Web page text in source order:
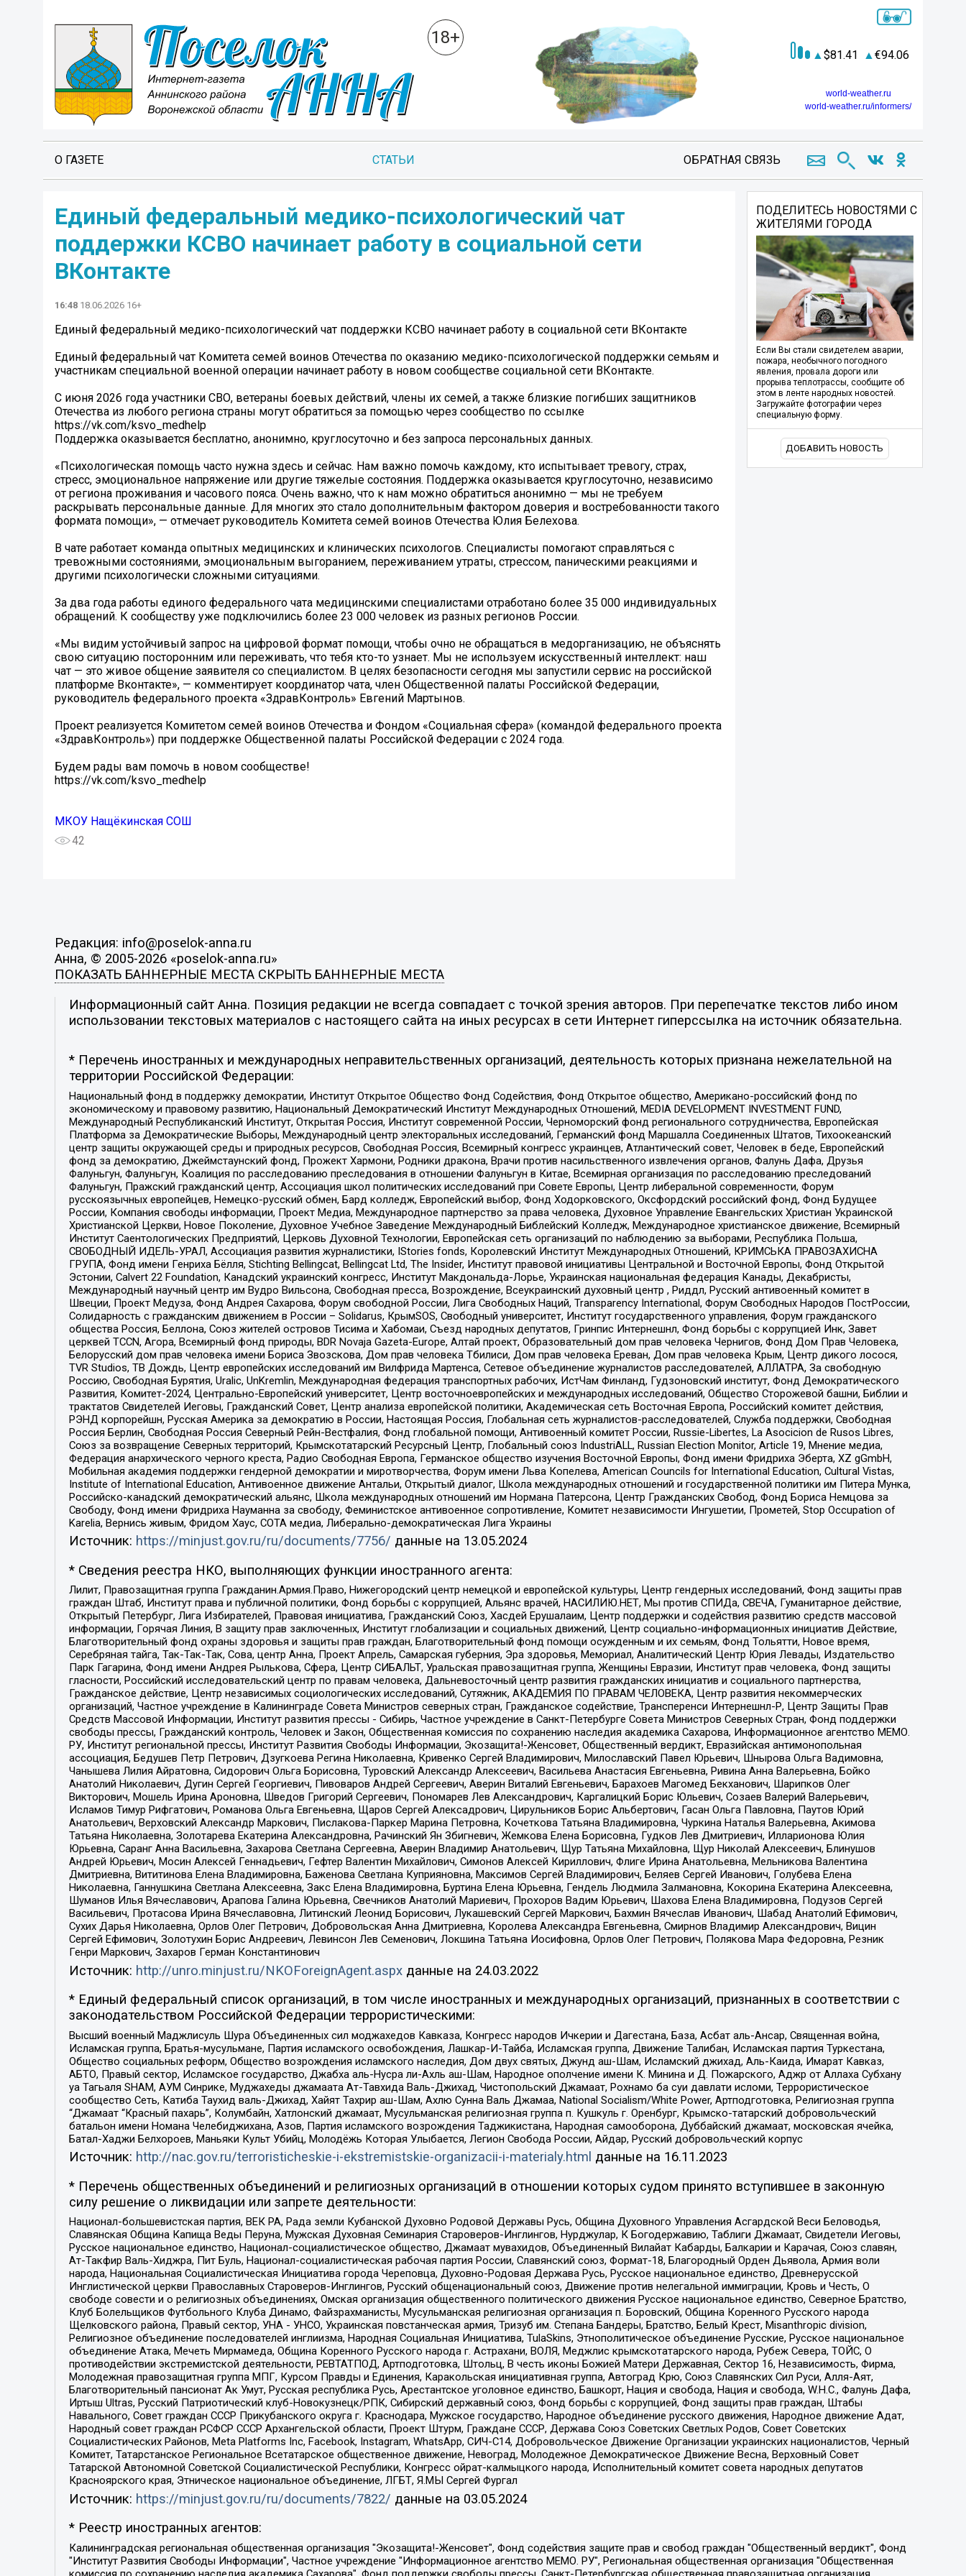
18+
81.41 94.06
world-weather.ru
world-weather.ru/informers/
О ГАЗЕТЕ СТАТЬИ ОБРАТНАЯ СВЯЗЬ
Единый федеральный медико-психологический чат
поддержки КСВО начинает работу в социальной сети
ВКонтакте
16:48 18.06.2026 16+
Единый федеральный медико-психологический чат поддержки КСВО начинает работу в социальной сети ВКонтакте
Единый федеральный чат Комитета семей воинов Отечества по оказанию медико-психологической поддержки семьям и
участникам специальной военной операции начинает работу в новом сообществе социальной сети ВКонтакте.
С июня 2026 года участники СВО, ветераны боевых действий, члены их семей, а также близкие погибших защитников
Отечества из любого региона страны могут обратиться за помощью через сообщество по ссылке
https://vk.com/ksvo_medhelp
Поддержка оказывается бесплатно, анонимно, круглосуточно и без запроса персональных данных.
«Психологическая помощь часто нужна здесь и сейчас. Нам важно помочь каждому, кто испытывает тревогу, страх,
стресс, эмоциональное напряжение или другие тяжелые состояния. Поддержка оказывается круглосуточно, независимо
от региона проживания и часового пояса. Очень важно, что к нам можно обратиться анонимно — мы не требуем
раскрывать персональные данные. Для многих это стало дополнительным фактором доверия и востребованности такого
формата помощи», — отмечает руководитель Комитета семей воинов Отечества Юлия Белехова.
В чате работает команда опытных медицинских и клинических психологов. Специалисты помогают справляться с
тревожными состояниями, эмоциональным выгоранием, переживанием утраты, стрессом, паническими реакциями и
другими психологически сложными ситуациями.
За два года работы единого федерального чата медицинскими специалистами отработано более 35 000 индивидуальных
обращений. К сообществу уже подключились более 23 000 человек из разных регионов России.
«Мы видим устойчивый запрос на цифровой формат помощи, чтобы очно не обращаться в медорганизацию, не объяснять
свою ситуацию посторонним или переживать, что тебя кто-то узнает. Мы не используем искусственный интеллект: наш
чат — это живое общение заявителя со специалистом. В целях безопасности сегодня мы запустили сервис на российской
платформе Вконтакте», — комментирует координатор чата, член Общественной палаты Российской Федерации,
руководитель федерального проекта «ЗдравКонтроль» Евгений Мартынов.
Проект реализуется Комитетом семей воинов Отечества и Фондом «Социальная сфера» (командой федерального проекта
«ЗдравКонтроль») при поддержке Общественной палаты Российской Федерации с 2024 года.
Будем рады вам помочь в новом сообществе!
https://vk.com/ksvo_medhelp
МКОУ Нащёкинская СОШ
42
ПОДЕЛИТЕСЬ НОВОСТЯМИ С
ЖИТЕЛЯМИ ГОРОДА
Если Вы стали свидетелем аварии,
пожара, необычного погодного
явления, провала дороги или
прорыва теплотрассы, сообщите об
этом в ленте народных новостей.
Загружайте фотографии через
специальную форму.
ДОБАВИТЬ НОВОСТЬ
Редакция: info@poselok-anna.ru
Анна, © 2005-2026 «poselok-anna.ru»
ПОКАЗАТЬ БАННЕРНЫЕ МЕСТА СКРЫТЬ БАННЕРНЫЕ МЕСТА
Информационный сайт Анна. Позиция редакции не всегда совпадает с точкой зрения авторов. При перепечатке текстов либо ином
использовании текстовых материалов с настоящего сайта на иных ресурсах в сети Интернет гиперссылка на источник обязательна.
* Перечень иностранных и международных неправительственных организаций, деятельность которых признана нежелательной на
территории Российской Федерации:
Национальный фонд в поддержку демократии, Институт Открытое Общество Фонд Содействия, Фонд Открытое общество, Американо-российский фонд по
экономическому и правовому развитию, Национальный Демократический Институт Международных Отношений, MEDIA DEVELOPMENT INVESTMENT FUND,
Международный Республиканский Институт, Открытая Россия, Институт современной России, Черноморский фонд регионального сотрудничества, Европейская
Платформа за Демократические Выборы, Международный центр электоральных исследований, Германский фонд Маршалла Соединенных Штатов, Тихоокеанский
центр защиты окружающей среды и природных ресурсов, Свободная Россия, Всемирный конгресс украинцев, Атлантический совет, Человек в беде, Европейский
фонд за демократию, Джеймстаунский фонд, Прожект Хармони, Родники дракона, Врачи против насильственного извлечения органов, Фалунь Дафа, Друзья
Фалуньгун, Фалуньгун, Коалиция по расследованию преследования в отношении Фалуньгун в Китае, Всемирная организация по расследованию преследований
Фалуньгун, Пражский гражданский центр, Ассоциация школ политических исследований при Совете Европы, Центр либеральной современности, Форум
русскоязычных европейцев, Немецко-русский обмен, Бард колледж, Европейский выбор, Фонд Ходорковского, Оксфордский российский фонд, Фонд Будущее
России, Компания свободы информации, Проект Медиа, Международное партнерство за права человека, Духовное Управление Евангельских Христиан Украинской
Христианской Церкви, Новое Поколение, Духовное Учебное Заведение Международный Библейский Колледж, Международное христианское движение, Всемирный
Институт Саентологических Предприятий, Церковь Духовной Технологии, Европейская сеть организаций по наблюдению за выборами, Республика Польша,
СВОБОДНЫЙ ИДЕЛЬ-УРАЛ, Ассоциация развития журналистики, IStories fonds, Королевский Институт Международных Отношений, КРИМСЬКА ПРАВОЗАХИСНА
ГРУПА, Фонд имени Генриха Бёлля, Stichting Bellingcat, Bellingcat Ltd, The Insider, Институт правовой инициативы Центральной и Восточной Европы, Фонд Открытой
Эстонии, Calvert 22 Foundation, Канадский украинский конгресс, Институт Макдональда-Лорье, Украинская национальная федерация Канады, Декабристы,
Международный научный центр им Вудро Вильсона, Свободная пресса, Возрождение, Всеукраинский духовный центр , Риддл, Русский антивоенный комитет в
Швеции, Проект Медуза, Фонд Андрея Сахарова, Форум свободной России, Лига Свободных Наций, Transparеncy International, Форум Свободных Народов ПостРоссии,
Солидарность с гражданским движением в России – Solidarus, КрымSOS, Свободный университет, Институт государственного управления, Форум гражданского
общества Россия, Беллона, Союз жителей островов Тисима и Хабомаи, Съезд народных депутатов, Гринпис Интернешнл, Фонд борьбы с коррупцией Инк, Завет
церквей TCCN, Агора, Всемирный фонд природы, BDR Novaja Gazeta-Europe, Алтай проект, Образовательный дом прав человека Чернигов, Фонд Дом Прав Человека,
Белорусский дом прав человека имени Бориса Звозскова, Дом прав человека Тбилиси, Дом прав человека Ереван, Дом прав человека Крым, Центр дикого лосося,
TVR Studios, ТВ Дождь, Центр европейских исследований им Вилфрида Мартенса, Сетевое объединение журналистов расследователей, АЛЛАТРА, За свободную
Россию, Свободная Бурятия, Uralic, UnKremlin, Международная федерация транспортных рабочих, ИстЧам Финланд, Гудзоновский институт, Фонд Демократического
Развития, Комитет-2024, Центрально-Европейский университет, Центр восточноевропейских и международных исследований, Общество Сторожевой башни, Библии и
трактатов Свидетелей Иеговы, Гражданский Совет, Центр анализа европейской политики, Академическая сеть Восточная Европа, Российский комитет действия,
РЭНД корпорейшн, Русская Америка за демократию в России, Настоящая Россия, Глобальная сеть журналистов-расследователей, Служба поддержки, Свободная
Россия Берлин, Свободная Россия Северный Рейн-Вестфалия, Фонд глобальной помощи, Антивоенный комитет России, Russie-Libertes, La Asocicion de Rusos Libres,
Союз за возвращение Северных территорий, Крымскотатарский Ресурсный Центр, Глобальный союз IndustriALL, Russian Election Monitor, Article 19, Мнение медиа,
Федерация анархического черного креста, Радио Свободная Европа, Германское общество изучения Восточной Европы, Фонд имени Фридриха Эберта, XZ gGmbH,
Мобильная академия поддержки гендерной демократии и миротворчества, Форум имени Льва Копелева, American Councils for International Education, Cultural Vistas,
Institute of International Education, Антивоенное движение Антальи, Открытый диалог, Школа международных отношений и государственной политики им Питера Мунка,
Российско-канадский демократический альянс, Школа международных отношений им Нормана Патерсона, Центр Гражданских Свобод, Фонд Бориса Немцова за
Свободу, Фонд имени Фридриха Науманна за свободу, Феминистское антивоенное сопротивление, Комитет независимости Ингушетии, Прометей, Stop Occupation of
Karelia, Вернись живым, Фридом Хаус, СОТА медиа, Либерально-демократическая Лига Украины
Источник: https://minjust.gov.ru/ru/documents/7756/ данные на 13.05.2024
* Сведения реестра НКО, выполняющих функции иностранного агента:
Лилит, Правозащитная группа Гражданин.Армия.Право, Нижегородский центр немецкой и европейской культуры, Центр гендерных исследований, Фонд защиты прав
граждан Штаб, Институт права и публичной политики, Фонд борьбы с коррупцией, Альянс врачей, НАСИЛИЮ.НЕТ, Мы против СПИДа, СВЕЧА, Гуманитарное действие,
Открытый Петербург, Лига Избирателей, Правовая инициатива, Гражданский Союз, Хасдей Ерушалаим, Центр поддержки и содействия развитию средств массовой
информации, Горячая Линия, В защиту прав заключенных, Институт глобализации и социальных движений, Центр социально-информационных инициатив Действие,
Благотворительный фонд охраны здоровья и защиты прав граждан, Благотворительный фонд помощи осужденным и их семьям, Фонд Тольятти, Новое время,
Серебряная тайга, Так-Так-Так, Сова, центр Анна, Проект Апрель, Самарская губерния, Эра здоровья, Мемориал, Аналитический Центр Юрия Левады, Издательство
Парк Гагарина, Фонд имени Андрея Рылькова, Сфера, Центр СИБАЛЬТ, Уральская правозащитная группа, Женщины Евразии, Институт прав человека, Фонд защиты
гласности, Российский исследовательский центр по правам человека, Дальневосточный центр развития гражданских инициатив и социального партнерства,
Гражданское действие, Центр независимых социологических исследований, Сутяжник, АКАДЕМИЯ ПО ПРАВАМ ЧЕЛОВЕКА, Центр развития некоммерческих
организаций, Частное учреждение в Калининграде Совета Министров северных стран, Гражданское содействие, Трансперенси Интернешнл-Р, Центр Защиты Прав
Средств Массовой Информации, Институт развития прессы - Сибирь, Частное учреждение в Санкт-Петербурге Совета Министров Северных Стран, Фонд поддержки
свободы прессы, Гражданский контроль, Человек и Закон, Общественная комиссия по сохранению наследия академика Сахарова, Информационное агентство МЕМО.
РУ, Институт региональной прессы, Институт Развития Свободы Информации, Экозащита!-Женсовет, Общественный вердикт, Евразийская антимонопольная
ассоциация, Бедушев Петр Петрович, Дзугкоева Регина Николаевна, Кривенко Сергей Владимирович, Милославский Павел Юрьевич, Шнырова Ольга Вадимовна,
Чанышева Лилия Айратовна, Сидорович Ольга Борисовна, Туровский Александр Алексеевич, Васильева Анастасия Евгеньевна, Ривина Анна Валерьевна, Бойко
Анатолий Николаевич, Дугин Сергей Георгиевич, Пивоваров Андрей Сергеевич, Аверин Виталий Евгеньевич, Барахоев Магомед Бекханович, Шарипков Олег
Викторович, Мошель Ирина Ароновна, Шведов Григорий Сергеевич, Пономарев Лев Александрович, Каргалицкий Борис Юльевич, Созаев Валерий Валерьевич,
Исламов Тимур Рифгатович, Романова Ольга Евгеньевна, Щаров Сергей Алексадрович, Цирульников Борис Альбертович, Гасан Ольга Павловна, Паутов Юрий
Анатольевич, Верховский Александр Маркович, Пислакова-Паркер Марина Петровна, Кочеткова Татьяна Владимировна, Чуркина Наталья Валерьевна, Акимова
Татьяна Николаевна, Золотарева Екатерина Александровна, Рачинский Ян Збигневич, Жемкова Елена Борисовна, Гудков Лев Дмитриевич, Илларионова Юлия
Юрьевна, Саранг Анна Васильевна, Захарова Светлана Сергеевна, Аверин Владимир Анатольевич, Щур Татьяна Михайловна, Щур Николай Алексеевич, Блинушов
Андрей Юрьевич, Мосин Алексей Геннадьевич, Гефтер Валентин Михайлович, Симонов Алексей Кириллович, Флиге Ирина Анатольевна, Мельникова Валентина
Дмитриевна, Вититинова Елена Владимировна, Баженова Светлана Куприяновна, Максимов Сергей Владимирович, Беляев Сергей Иванович, Голубева Елена
Николаевна, Ганнушкина Светлана Алексеевна, Закс Елена Владимировна, Буртина Елена Юрьевна, Гендель Людмила Залмановна, Кокорина Екатерина Алексеевна,
Шуманов Илья Вячеславович, Арапова Галина Юрьевна, Свечников Анатолий Мариевич, Прохоров Вадим Юрьевич, Шахова Елена Владимировна, Подузов Сергей
Васильевич, Протасова Ирина Вячеславовна, Литинский Леонид Борисович, Лукашевский Сергей Маркович, Бахмин Вячеслав Иванович, Шабад Анатолий Ефимович,
Сухих Дарья Николаевна, Орлов Олег Петрович, Добровольская Анна Дмитриевна, Королева Александра Евгеньевна, Смирнов Владимир Александрович, Вицин
Сергей Ефимович, Золотухин Борис Андреевич, Левинсон Лев Семенович, Локшина Татьяна Иосифовна, Орлов Олег Петрович, Полякова Мара Федоровна, Резник
Генри Маркович, Захаров Герман Константинович
Источник: http://unro.minjust.ru/NKOForeignAgent.aspxданные на 24.03.2022
* Единый федеральный список организаций, в том числе иностранных и международных организаций, признанных в соответствии с
законодательством Российской Федерации террористическими:
Высший военный Маджлисуль Шура Объединенных сил моджахедов Кавказа, Конгресс народов Ичкерии и Дагестана, База, Асбат аль-Ансар, Священная война,
Исламская группа, Братья-мусульмане, Партия исламского освобождения, Лашкар-И-Тайба, Исламская группа, Движение Талибан, Исламская партия Туркестана,
Общество социальных реформ, Общество возрождения исламского наследия, Дом двух святых, Джунд аш-Шам, Исламский джихад, Аль-Каида, Имарат Кавказ,
АБТО, Правый сектор, Исламское государство, Джабха аль-Нусра ли-Ахль аш-Шам, Народное ополчение имени К. Минина и Д. Пожарского, Аджр от Аллаха Субхану
уа Тагьаля SHAM, АУМ Синрике, Муджахеды джамаата Ат-Тавхида Валь-Джихад, Чистопольский Джамаат, Рохнамо ба суи давлати исломи, Террористическое
сообщество Сеть, Катиба Таухид валь-Джихад, Хайят Тахрир аш-Шам, Ахлю Сунна Валь Джамаа, National Socialism/White Power, Артподготовка, Религиозная группа
“Джамаат “Красный пахарь”, Колумбайн, Хатлонский джамаат, Мусульманская религиозная группа п. Кушкуль г. Оренбург, Крымско-татарский добровольческий
батальон имени Номана Челебиджихана, Азов, Партия исламского возрождения Таджикистана, Народная самооборона, Дуббайский джамаат, московская ячейка,
Батал-Хаджи Белхороев, Маньяки Культ Убийц, Молодёжь Которая Улыбается, Легион Свобода России, Айдар, Русский добровольческий корпус
Источник: http://nac.gov.ru/terroristicheskie-i-ekstremistskie-organizacii-i-materialy.html данные на 16.11.2023
* Перечень общественных объединений и религиозных организаций в отношении которых судом принято вступившее в законную
силу решение о ликвидации или запрете деятельности:
Национал-большевистская партия, ВЕК РА, Рада земли Кубанской Духовно Родовой Державы Русь, Община Духовного Управления Асгардской Веси Беловодья,
Славянская Община Капища Веды Перуна, Мужская Духовная Семинария Староверов-Инглингов, Нурджулар, К Богодержавию, Таблиги Джамаат, Свидетели Иеговы,
Русское национальное единство, Национал-социалистическое общество, Джамаат мувахидов, Объединенный Вилайат Кабарды, Балкарии и Карачая, Союз славян,
Ат-Такфир Валь-Хиджра, Пит Буль, Национал-социалистическая рабочая партия России, Славянский союз, Формат-18, Благородный Орден Дьявола, Армия воли
народа, Национальная Социалистическая Инициатива города Череповца, Духовно-Родовая Держава Русь, Русское национальное единство, Древнерусской
Инглистической церкви Православных Староверов-Инглингов, Русский общенациональный союз, Движение против нелегальной иммиграции, Кровь и Честь, О
свободе совести и о религиозных объединениях, Омская организация общественного политического движения Русское национальное единство, Северное Братство,
Клуб Болельщиков Футбольного Клуба Динамо, Файзрахманисты, Мусульманская религиозная организация п. Боровский, Община Коренного Русского народа
Щелковского района, Правый сектор, УНА - УНСО, Украинская повстанческая армия, Тризуб им. Степана Бандеры, Братство, Белый Крест, Misanthropic division,
Религиозное объединение последователей инглиизма, Народная Социальная Инициатива, TulaSkins, Этнополитическое объединение Русские, Русское национальное
объединение Атака, Мечеть Мирмамеда, Община Коренного Русского народа г. Астрахани, ВОЛЯ, Меджлис крымскотатарского народа, Рубеж Севера, ТОЙС, О
противодействии экстремистской деятельности, РЕВТАТПОД, Артподготовка, Штольц, В честь иконы Божией Матери Державная, Сектор 16, Независимость, Фирма,
Молодежная правозащитная группа МПГ, Курсом Правды и Единения, Каракольская инициативная группа, Автоград Крю, Союз Славянских Сил Руси, Алля-Аят,
Благотворительный пансионат Ак Умут, Русская республика Русь, Арестантское уголовное единство, Башкорт, Нация и свобода, Нация и свобода, W.H.С., Фалунь Дафа,
Иртыш Ultras, Русский Патриотический клуб-Новокузнецк/РПК, Сибирский державный союз, Фонд борьбы с коррупцией, Фонд защиты прав граждан, Штабы
Навального, Совет граждан СССР Прикубанского округа г. Краснодара, Мужское государство, Народное объединение русского движения, Народное движение Адат,
Народный совет граждан РСФСР СССР Архангельской области, Проект Штурм, Граждане СССР, Держава Союз Советских Светлых Родов, Совет Советских
Социалистических Районов, Meta Platforms Inc, Facebook, Instagram, WhatsApp, СИЧ-С14, Добровольческое Движение Организации украинских националистов, Черный
Комитет, Татарстанское Региональное Всетатарское общественное движение, Невоград, Молодежное Демократическое Движение Весна, Верховный Совет
Татарской Автономной Советской Социалистической Республики, Конгресс ойрат-калмыцкого народа, Исполнительный комитет совета народных депутатов
Красноярского края, Этническое национальное объединение, ЛГБТ, Я.МЫ Сергей Фургал
Источник: https://minjust.gov.ru/ru/documents/7822/ данные на 03.05.2024
* Реестр иностранных агентов:
Калининградская региональная общественная организация "Экозащита!-Женсовет", Фонд содействия защите прав и свобод граждан "Общественный вердикт", Фонд "Институт Развития Свободы Информации", Частное учреждение "Информационное агентство МЕМО. РУ", Региональная общественная организация "Общественная комиссия по сохранению наследия академика Сахарова", Фонд поддержки свободы прессы, Санкт-Петербургская общественная правозащитная организация "Гражданский контроль", Межрегиональная общественная организация "Информационно-просветительский центр "Мемориал", Региональный Фонд "Центр Защиты Прав Средств Массовой Информации", с 05.12.2023 Фонд "Центр Защиты Прав Средств массовой информации", Региональная общественная благотворительная организация помощи беженцам и мигрантам "Гражданское содействие", Негосударственное образовательное учреждение дополнительного профессионального образования (повышение квалификации) специалистов "АКАДЕМИЯ ПО ПРАВАМ ЧЕЛОВЕКА", Свердловская региональная общественная организация "Сутяжник", Автономная некоммерческая организация "Центр независимых социологических исследований", Союз общественных объединений "Российский исследовательский центр по правам человека", Региональное общественное учреждение научно-информационный центр "МЕМОРИАЛ", Некоммерческая организация "Фонд защиты гласности", Автономная некоммерческая организация "Институт прав человека", Городская общественная организация "Екатеринбургское общество "МЕМОРИАЛ", Городская общественная организация "Рязанское историко-просветительское и правозащитное общество "Мемориал" (Рязанский Мемориал), Челябинский региональный орган общественной самодеятельности – женское общественное объединение "Женщины Евразии", Челябинский региональный орган общественной самодеятельности "Уральская правозащитная группа", Фонд содействия защите здоровья и социальной справедливости имени Андрея Рылькова, Автономная Некоммерческая Организация "Аналитический Центр Юрия Левады", Автономная некоммерческая организация социальной поддержки населения "Проект Апрель", Региональная общественная организация помощи женщинам и детям, находящимся в кризисной ситуации "Информационно-методический центр "Анна", Фонд содействия развитию массовых коммуникаций и правовому просвещению "Так-так-Так", Фонд содействия устойчивому развитию "Серебряная тайга", Свердловский региональный общественный фонд социальных проектов "Новое время", "Idel.Реалии", Кавказ.Реалии, Крым.Реалии, Телеканал Настоящее Время, Татаро-башкирская служба Радио Свобода (Azatliq Radiosi), Радио Свободная Европа/Радио Свобода (PCE/PC), "Сибирь.Реалии", "Фактограф", Благотворительный фонд помощи осужденным и их семьям, Автономная некоммерческая организация "Институт глобализации и социальных движений", Фонд "В защиту прав заключенных", Частное учреждение "Центр поддержки и содействия развитию средств массовой информации", Пензенский региональный общественный благотворительный фонд "Гражданский союз", "Север.Реалии", Некоммерческая организация Фонд "Правовая инициатива", Общество с ограниченной ответственностью "Радио Свободная Европа/Радио Свобода", Чешское информационное агентство "MEDIUM-ORIENT", Красноярская региональная общественная организация "Мы против СПИДа", Камалягин Денис Николаевич, Маркелов Сергей Евгеньевич, Пономарев Лев Александрович, Савицкая Людмила Алексеевна, Автономная некоммерческая организация "Центр по работе с проблемой насилия "НАСИЛИЮ.НЕТ", Межрегиональный профессиональный союз работников здравоохранения "Альянс врачей", Юридическое лицо, зарегистрированное в Латвийской Республике, SIA "Medusa Project" (регистрационный номер 40103797863, дата регистрации 10.06.2014), Некоммерческая организация "Фонд по борьбе с коррупцией", Автономная некоммерческая организация "Институт права и публичной политики", Баданин Роман Сергеевич, Гликин Максим Александрович, Железнова Мария Михайловна, Лукьянова Юлия Сергеевна, Маетная Елизавета Витальевна, Маняхин Петр Борисович, Чуракова Ольга Владимировна, Ярош Юлия Петровна, Юридическое лицо "The Insider SIA", зарегистрированное в Риге, Латвийская Республика (дата регистрации 26.06.2015), являющееся администратором доменного имени интернет-издания "The Insider SIA", https://theins.ru, Постернак Алексей Евгеньевич, Рубин Михаил Аркадьевич, Анин Роман Александрович, Юридическое лицо Istories fonds, зарегистрированное в Латвийской Республике (регистрационный номер 50008295751, дата регистрации 24.02.2020), Великовский Дмитрий Александрович, Долинина Ирина Николаевна, Мароховская Алеся Алексеевна, Шлейнов Роман Юрьевич, Шмагун Олеся Валентиновна, Общество с ограниченной ответственностью "Альтаир 2021", Общество с ограниченной ответственностью "Вега 2021", Общество с ограниченной ответственностью "Главный редактор 2021", Общество с ограниченной ответственностью "Ромашки монолит", Важенков Артем Валерьевич, Ивановская областная общественная организация "Центр гендерных исследований", Гурман Юрий Альбертович, Медиапроект "ОВД-Инфо", Егоров Владимир Владимирович, Жилинский Владимир Александрович, Общество с ограниченной ответственностью "ЗП", Иванова София Юрьевна, Карезина Инна Павловна, Кильтау Екатерина Викторовна, Петров Алексей Викторович, Пискунов Сергей Евгеньевич, Смирнов Сергей Сергеевич, Тихонов Михаил Сергеевич, Общество с ограниченной ответственностью "ЖУРНАЛИСТ-ИНОСТРАННЫЙ АГЕНТ", Арапова Галина Юрьевна, Вольтская Татьяна Анатольевна, Американская компания "Mason G.E.S. Anonymous Foundation" (США), являющаяся владельцем интернет-издания https://mnews.world/, Компания "Stichting Bellingcat", зарегистрированная в Нидерландах (дата регистрации 11.07.2018), Захаров Андрей Вячеславович, Клепиковская Екатерина Дмитриевна, Общество с ограниченной ответственностью "МЕМО", Перл Роман Александрович, Симонов Евгений Алексеевич, Соловьева Елена Анатольевна, Сотников Даниил Владимирович, Сурначева Елизавета Дмитриевна, Автономная некоммерческая организация по защите прав человека и информированию населения "Якутия – Наше Мнение", Общество с ограниченной ответственностью "Москоу диджитал медиа", с 26.01.2023 Общество с ограниченной ответственностью "Чайка Белые сады", Ветошкина Валерия Валерьевна, Заговора Максим Александрович, Межрегиональное общественное движение "Российская ЛГБТ - сеть", Оленичев Максим Владимирович, Павлов Иван Юрьевич, Скворцова Елена Сергеевна, Общество с ограниченной ответственностью "Как бы инагент", Кочетков Игорь Викторович, Общество с ограниченной ответственностью "Честные выборы", Еланчик Олег Александрович, Общество с ограниченной ответственностью "Нобелевский призыв", Гималова Регина Эмилевна, Григорьев Андрей Валерьевич, Григорьева Алина Александровна, Ассоциация по содействию защите прав призывников, альтернативнослужащих и военнослужащих "Правозащитная группа "Гражданин.Армия.Право", Хисамова Регина Фаритовна, Автономная некоммерческая организация по реализации социально-правовых программ "Лилит", Дальневосточное общественное движение "Маяк", Санкт-Петербургская ЛГБТ-инициативная группа "Выход", Инициативная группа ЛГБТ+ "Реверс", Алексеев Андрей Викторович, Бекбулатова Таисия Львовна, Беляев Иван Михайлович, Владыкина Елена Сергеевна, Гельман Марат Александрович, Никульшина Вероника Юрьевна, Толоконникова Надежда Андреевна, Шендерович Виктор Анатольевич, Общество с ограниченной ответственностью "Данное сообщение", Общество с ограниченной ответственностью Издательский дом "Новая глава", Айнбиндер Александра Александровна, Московский комьюнити-центр для ЛГБТ+инициатив, Благотворительный фонд развития филантропии, Deutsche Welle (Германия, Kurt-Schumacher-Strasse 3, 53113 Bonn), Борзунова Мария Михайловна, Воробьев Виктор Викторович, Голубева Анна Львовна, Константинова Алла Михайловна, Малкова Ирина Владимировна, Мурадов Мурад Абдулгалимович, Осетинская Елизавета Николаевна, Понасенков Евгений Николаевич, Ганапольский Матвей Юрьевич, Киселев Евгений Алексеевич, Борухович Ирина Григорьевна, Дремин Иван Тимофеевич, Дубровский Дмитрий Викторович, Красноярская региональная общественная организация поддержки и развития альтернативных образовательных технологий и межкультурных коммуникаций "ИНТЕРРА", Маяковская Екатерина Алексеевна, Фейгин Марк Захарович, Филимонов Андрей Викторович, Дзугкоева Регина Николаевна, Доброхотов Роман Александрович, Дудь Юрий Александрович, Елкин Сергей Владимирович, Кругликов Кирилл Игоревич, Сабунаева Мария Леонидовна, Семенов Алексей Владимирович, Шаинян Карен Багратович, Шульман Екатерина Михайловна, Асафьев Артур Валерьевич, Вахштайн Виктор Семенович, Венедиктов Алексей Алексеевич, Лушникова Екатерина Евгеньевна, Волков Леонид Михайлович, Невзоров Александр Глебович, Пархоменко Сергей Борисович, Сироткин Ярослав Николаевич, Кара-Мурза Владимир Владимирович, Баранова Наталья Владимировна, Гозман Леонид Яковлевич, Кагарлицкий Борис Юльевич, Климарев Михаил Валерьевич, Милов Владимир Станиславович, Автономная некоммерческая организация Краснодарский центр современного искусства "Типография", Моргенштерн Алишер Тагирович, Соболь Любовь Эдуардовна, Общество с ограниченной ответственностью "ЛИЗА НОРМ", Каспаров Гарри Кимович, Ходорковский Михаил Борисович, Общество с ограниченной ответственностью "Апрельские тезисы", Данилович Ирина Брониславовна, Кашин Олег Владимирович, Петров Николай Владимирович, Пивоваров Алексей Владимирович, Соколов Михаил Владимирович, Цветкова Юлия Владимировна, Чичваркин Евгений Александрович, Комитет против пыток/Команда против пыток, Общество с ограниченной ответственностью "Первый научный", Общество с ограниченной ответственностью "Вертолет и ко", Белоцерковская Вероника Борисовна, Кац Максим Евгеньевич, Лазарева Татьяна Юрьевна, Шаведдинов Руслан Табризович, Яшин Илья Валерьевич, Общество с ограниченной ответственностью "Иноагент ААВ", Алешковский Дмитрий Петрович, Альбац Евгения Марковна, Быков Дмитрий Львович, Галямина Юлия Евгеньевна, Лойко Сергей Леонидович, Мартынов Кирилл Константинович, Медведев Сергей Александрович, Крашенинников Федор Геннадиевич, Гордеева Катерина Вл